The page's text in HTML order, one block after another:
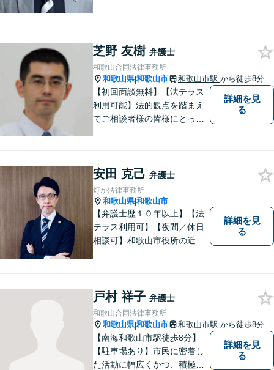
ご相談いただくこともありま
す。
芝野 友樹 弁護士
和歌山合同法律事務所
和歌山県|和歌山市 和歌山市駅 から徒歩8分
【初回面談無料】【法テラス
利用可能】法的観点を踏まえ
てご相談者様の皆様にとって
【当日／夜間／応相談】お悩
み事がございましたら、お気
軽にご相談下さい。
詳細を見
る
安田 克己 弁護士
灯か法律事務所
和歌山県|和歌山市
【弁護士歴１０年以上】【法
テラス利用可】【夜間／休日
相談可】和歌山市役所の近
相談ください。あなたの灯り
となれるよう誠心誠意努めま
す。
詳細を見
る
戸村 祥子 弁護士
和歌山合同法律事務所
和歌山県|和歌山市 和歌山市駅 から徒歩8分
【南海和歌山市駅徒歩8分】
【駐車場あり】市民に密着し
た活動に幅広くかつ、積極的
詳細を見
る